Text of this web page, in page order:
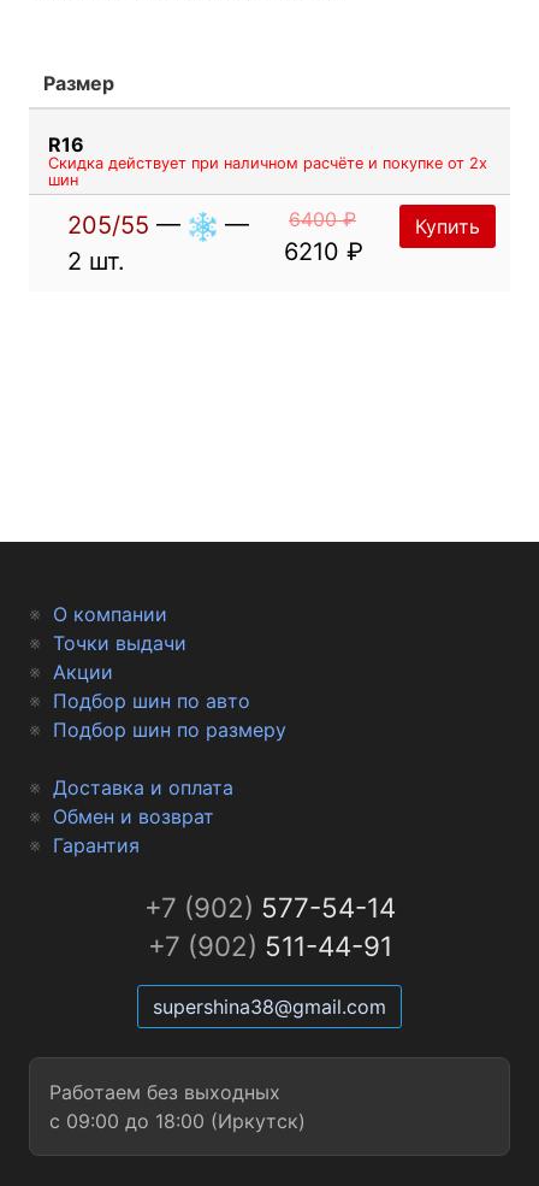
Размер
R16
Скидка действует при наличном расчёте и покупке от 2х
шин
205/55 —
—
2 шт.
6400 ₽
6210 ₽
Купить
О компании
Точки выдачи
Акции
Подбор шин по авто
Подбор шин по размеру
Доставка и оплата
Обмен и возврат
Гарантия
+7 (902) 577-54-14
+7 (902) 511-44-91
supershina38@gmail.com
Работаем без выходных
с 09:00 до 18:00 (Иркутск)